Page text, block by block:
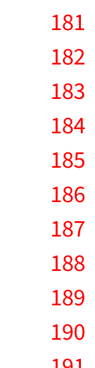
181
182
183
184
185
186
187
188
189
190